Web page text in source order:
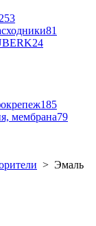
253
81
24
185
мембрана79
> Эмаль